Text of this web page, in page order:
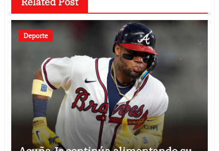
Deporte